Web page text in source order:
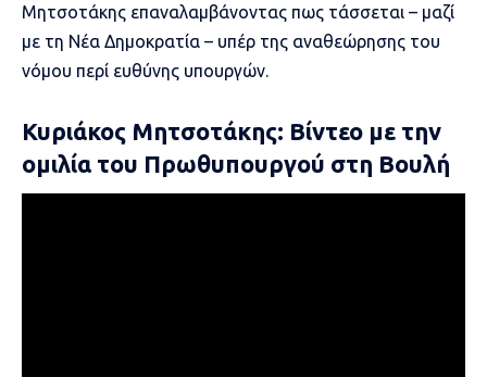
Μητσοτάκης επαναλαμβάνοντας πως τάσσεται – μαζί
με τη Νέα Δημοκρατία – υπέρ της αναθεώρησης του
νόμου περί ευθύνης υπουργών.
Κυριάκος Μητσοτάκης: Βίντεο με την
ομιλία του Πρωθυπουργού στη Βουλή